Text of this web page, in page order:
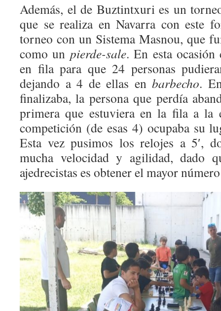
Además, el de Buztintxuri es un
que se realiza en Navarra con este
torneo con un Sistema Masnou, que
como un pierde-sale. En esta ocasión
en fila para que 24 personas
dejando a 4 de ellas en barbecho.
finalizaba, la persona que perdía
primera que estuviera en la fila a la
competición (de esas 4) ocupaba su
Esta vez pusimos los relojes a 5′,
mucha velocidad y agilidad, dado
ajedrecistas es obtener el mayor